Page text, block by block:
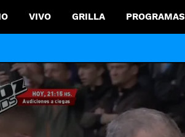
VIVO GRILLA PROGRAMAS